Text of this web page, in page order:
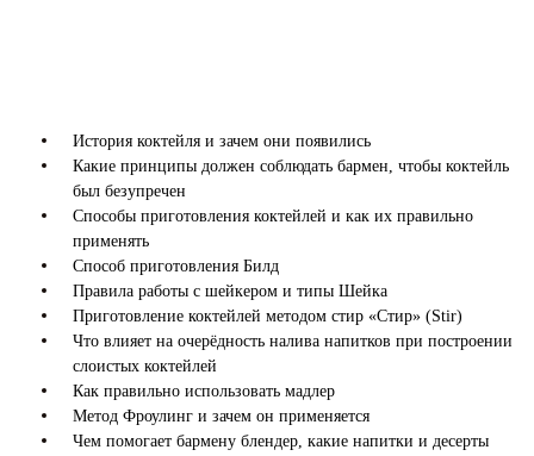
История коктейля и зачем они появились
Какие принципы должен соблюдать бармен, чтобы коктейль
был безупречен
Способы приготовления коктейлей и как их правильно
применять
Способ приготовления Билд
Правила работы с шейкером и типы Шейка
Приготовление коктейлей методом стир «Стир» (Stir)
Что влияет на очерёдность налива напитков при построении
слоистых коктейлей
Как правильно использовать мадлер
Метод Фроулинг и зачем он применяется
Чем помогает бармену блендер, какие напитки и десерты